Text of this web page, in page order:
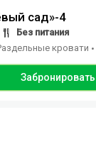
сад»-4
Без питания
кровати •
Забронировать